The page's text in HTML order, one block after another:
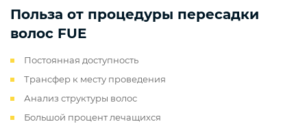
Польза от процедуры пересадки
волос FUE
Постоянная доступность
Трансфер к месту проведения
Анализ структуры волос
Большой процент лечащихся